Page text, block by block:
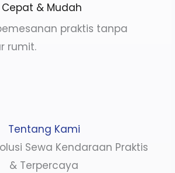
Cepat & Mudah
praktis tanpa
rumit.
Tentang Kami
Sewa Kendaraan Praktis
& Terpercaya